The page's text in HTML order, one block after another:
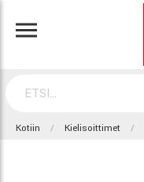
Kotiin Kielisoittimet